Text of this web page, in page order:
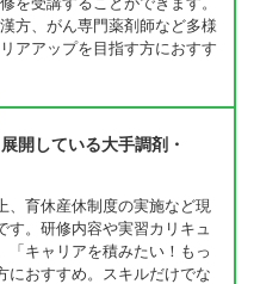
方、がん専門薬剤師など多様
アアップを目指す方におすす
開している大手調剤・
、育休産休制度の実施など現
す。研修内容や実習カリキュ
「キャリアを積みたい！もっ
におすすめ。スキルだけでな